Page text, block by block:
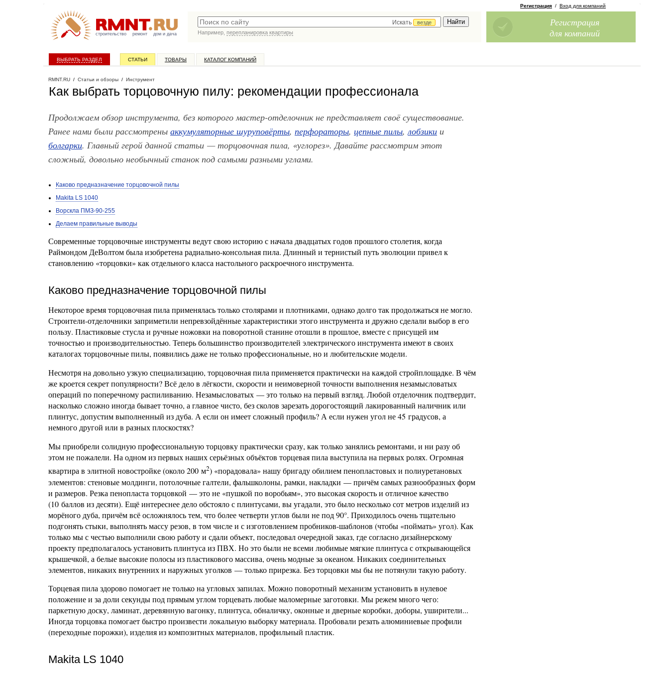
строительство ремонт дом и дача
Искать
везде
Например, перепланировка квартиры
Регистрация / Вход для компаний
Регистрация
для компаний
ВЫБРАТЬ РАЗДЕЛ СТАТЬИ ТОВАРЫ КАТАЛОГ КОМПАНИЙ
RMNT.RU / Статьи и обзоры / Инструмент
Как выбрать торцовочную пилу: рекомендации профессионала
Продолжаем обзор инструмента, без которого мастер-отделочник не представляет своё существование.
Ранее нами были рассмотрены аккумуляторные шуруповёрты, перфораторы, цепные пилы,лобзики и
болгарки. Главный герой данной статьи — торцовочная пила, «углорез». Давайте рассмотрим этот
сложный, довольно необычный станок под самыми разными углами.
Каково предназначение торцовочной пилы
Makita LS 1040
Ворскла ПМЗ-90-255
Делаем правильные выводы
Современные торцовочные инструменты ведут свою историю с начала двадцатых годов прошлого столетия, когда
Раймондом ДеВолтом была изобретена радиально-консольная пила. Длинный и тернистый путь эволюции привел к
становлению «торцовки» как отдельного класса настольного раскроечного инструмента.
Каково предназначение торцовочной пилы
Некоторое время торцовочная пила применялась только столярами и плотниками, однако долго так продолжаться не могло.
Строители-отделочники заприметили непревзойдённые характеристики этого инструмента и дружно сделали выбор в его
пользу. Пластиковые стусла и ручные ножовки на поворотной станине отошли в прошлое, вместе с присущей им
точностью и производительностью. Теперь большинство производителей электрического инструмента имеют в своих
каталогах торцовочные пилы, появились даже не только профессиональные, но и любительские модели.
Несмотря на довольно узкую специализацию, торцовочная пила применяется практически на каждой стройплощадке. В чём
же кроется секрет популярности? Всё дело в лёгкости, скорости и неимоверной точности выполнения незамысловатых
операций по поперечному распиливанию. Незамысловатых — это только на первый взгляд. Любой отделочник подтвердит,
насколько сложно иногда бывает точно, а главное чисто, без сколов зарезать дорогостоящий лакированный наличник или
плинтус, допустим выполненный из дуба. А если он имеет сложный профиль? А если нужен угол не 45 градусов, а
немного другой или в разных плоскостях?
Мы приобрели солидную профессиональную торцовку практически сразу, как только занялись ремонтами, и ни разу об
этом не пожалели. На одном из первых наших серьёзных объёктов торцевая пила выступила на первых ролях. Огромная
квартира в элитной новостройке (около 200 м2) «порадовала» нашу бригаду обилием пенопластовых и полиуретановых
элементов: стеновые молдинги, потолочные галтели, фальшколоны, рамки, накладки — причём самых разнообразных форм
и размеров. Резка пенопласта торцовкой — это не «пушкой по воробьям», это высокая скорость и отличное качество
(10 баллов из десяти). Ещё интереснее дело обстояло с плинтусами, вы угадали, это было несколько сот метров изделий из
морёного дуба, причём всё осложнялось тем, что более четверти углов были не под 90°. Приходилось очень тщательно
подгонять стыки, выполнять массу резов, в том числе и с изготовлением пробников-шаблонов (чтобы «поймать» угол). Как
только мы с честью выполнили свою работу и сдали объект, последовал очередной заказ, где согласно дизайнерскому
проекту предполагалось установить плинтуса из ПВХ. Но это были не всеми любимые мягкие плинтуса с открывающейся
крышечкой, а белые высокие полосы из пластикового массива, очень модные за океаном. Никаких соединительных
элементов, никаких внутренних и наружных уголков — только прирезка. Без торцовки мы бы не потянули такую работу.
Торцевая пила здорово помогает не только на угловых запилах. Можно поворотный механизм установить в нулевое
положение и за доли секунды под прямым углом торцевать любые маломерные заготовки. Мы режем много чего:
паркетную доску, ламинат, деревянную вагонку, плинтуса, обналичку, оконные и дверные коробки, доборы, уширители...
Иногда торцовка помогает быстро произвести локальную выборку материала. Пробовали резать алюминиевые профили
(переходные порожки), изделия из композитных материалов, профильный пластик.
Makita LS 1040